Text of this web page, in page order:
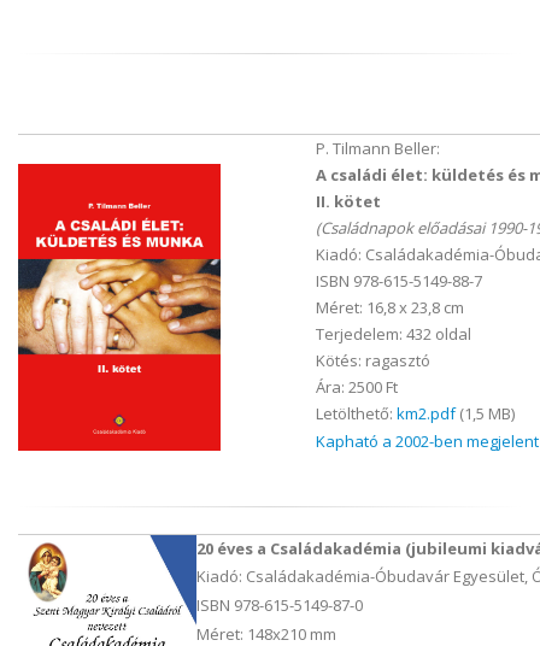
P. Tilmann Beller:
A családi élet: küldetés és
II. kötet
(Családnapok előadásai 1990-
Kiadó: Családakadémia-
ISBN 978-615-5149-88-7
Méret: 16,8 x 23,8 cm
Terjedelem: 432 oldal
Kötés: ragasztó
Ára: 2500 Ft
Letölthető: km2.pdf(1,5 MB)
Kapható a 2002-ben
20 éves a Családakadémia (jubileumi
Kiadó: Családakadémia-Óbudavár Egyesület,
ISBN 978-615-5149-87-0
Méret: 148x210 mm